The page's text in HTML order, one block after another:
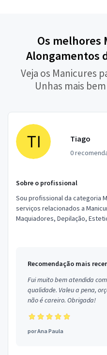
Os melhores
Alongamentos
Veja os Manicures
Unhas mais
Tiago
0
Sobre o profissional
Sou profissional da categoria
serviços relacionados a
Maquiadores, Depilação,
Recomendação mais
Fui muito bem atendida
qualidade. Valeu a pena,
não é careiro. Obrigada!
porAna Paula